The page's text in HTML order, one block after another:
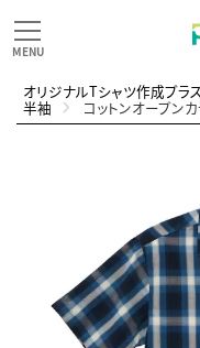
オリジナルTシャツ作成プラ
半袖 コットンオープン